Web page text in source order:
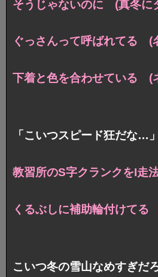
そうじゃないのに (真冬に
ぐっさんって呼ばれてる (
下着と色を合わせている (
「こいつスピード狂だな…
教習所のS字クランクをI走
くるぶしに補助輪付けて
こいつ冬の雪山なめすぎ